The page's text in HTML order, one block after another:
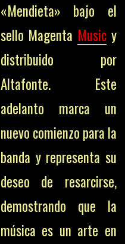
«Mendieta» bajo el
sello Magenta Musicy
distribuido por
Altafonte. Este
adelanto marca un
nuevo comienzo para la
banda y representa su
deseo de resarcirse,
demostrando que la
música es un arte en